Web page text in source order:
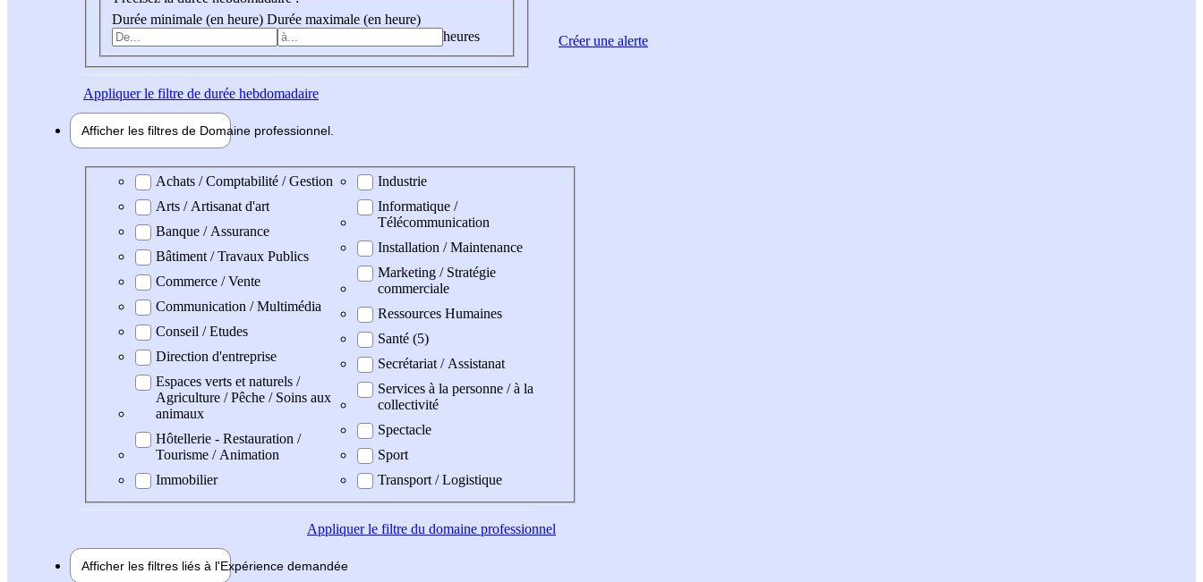
Durée minimale (en heure) Durée maximale (en heure)
heures
Appliquerle filtre de durée hebdomadaire
Afficher les filtres de Domaine professionnel
Domaine professionel
Achats / Comptabilité / Gestion
Arts / Artisanat d'art
Banque / Assurance
Bâtiment / Travaux Publics
Commerce / Vente
Communication / Multimédia
Conseil / Etudes
Direction d'entreprise
Espaces verts et naturels /
Agriculture / Pêche / Soins aux
animaux
Hôtellerie - Restauration /
Tourisme / Animation
Immobilier
Industrie
Informatique /
Télécommunication
Installation / Maintenance
Marketing / Stratégie
commerciale
Ressources Humaines
Santé (5)
Secrétariat / Assistanat
Services à la personne / à la
collectivité
Spectacle
Sport
Transport / Logistique
Appliquerle filtre du domaine professionnel
Afficher les filtres liés à l'Expérience demandée
Créer une alerte